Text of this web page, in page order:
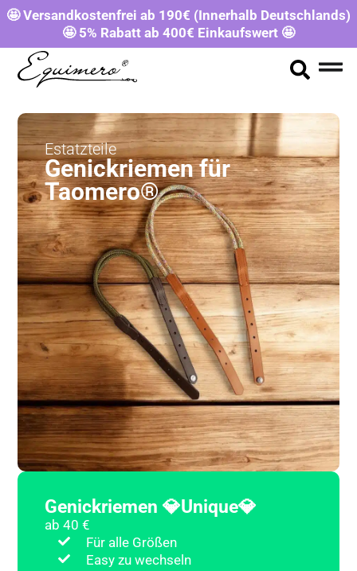
🤩 Versandkostenfrei ab 190€ (Innerhalb Deutschlands)
🤩 5% Rabatt ab 400€ Einkaufswert 🤩
Estatzteile
Genickriemen für
Taomero®
Genickriemen 💎Unique💎
ab 40 €
Für alle Größen
Easy zu wechseln